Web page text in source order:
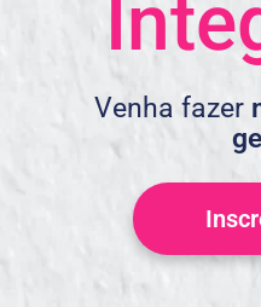
Venha fazer